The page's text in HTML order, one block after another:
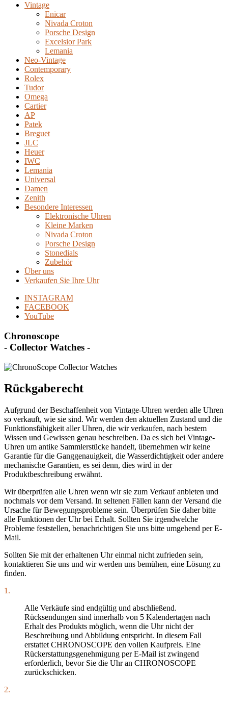
Vintage
Enicar
Nivada Croton
Porsche Design
Excelsior Park
Lemania
Neo-Vintage
Contemporary
Rolex
Tudor
Omega
Cartier
AP
Patek
Breguet
JLC
Heuer
IWC
Lemania
Universal
Damen
Zenith
Besondere Interessen
Elektronische Uhren
Kleine Marken
Nivada Croton
Porsche Design
Stonedials
Zubehör
Über uns
Verkaufen Sie Ihre Uhr
INSTAGRAM
FACEBOOK
YouTube
Chronoscope
- Collector Watches -
Rückgaberecht
Aufgrund der Beschaffenheit von Vintage-Uhren werden alle Uhren
so verkauft, wie sie sind. Wir werden den aktuellen Zustand und die
Funktionsfähigkeit aller Uhren, die wir verkaufen, nach bestem
Wissen und Gewissen genau beschreiben. Da es sich bei Vintage-
Uhren um antike Sammlerstücke handelt, übernehmen wir keine
Garantie für die Ganggenauigkeit, die Wasserdichtigkeit oder andere
mechanische Garantien, es sei denn, dies wird in der
Produktbeschreibung erwähnt.
Wir überprüfen alle Uhren wenn wir sie zum Verkauf anbieten und
nochmals vor dem Versand. In seltenen Fällen kann der Versand die
Ursache für Bewegungsprobleme sein. Überprüfen Sie daher bitte
alle Funktionen der Uhr bei Erhalt. Sollten Sie irgendwelche
Probleme feststellen, benachrichtigen Sie uns bitte umgehend per E-
Mail.
Sollten Sie mit der erhaltenen Uhr einmal nicht zufrieden sein,
kontaktieren Sie uns und wir werden uns bemühen, eine Lösung zu
finden.
1.
Alle Verkäufe sind endgültig und abschließend.
Rücksendungen sind innerhalb von 5 Kalendertagen nach
Erhalt des Produkts möglich, wenn die Uhr nicht der
Beschreibung und Abbildung entspricht. In diesem Fall
erstattet CHRONOSCOPE den vollen Kaufpreis. Eine
Rückerstattungsgenehmigung per E-Mail ist zwingend
erforderlich, bevor Sie die Uhr an CHRONOSCOPE
zurückschicken.
2.